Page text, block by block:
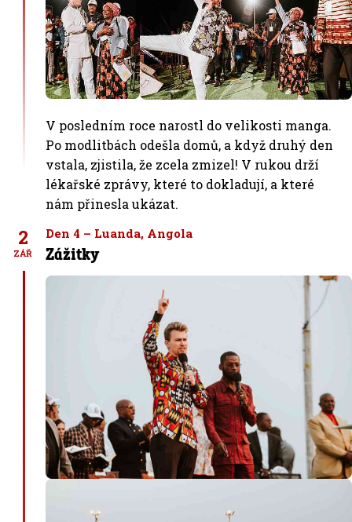
V posledním roce narostl do velikosti manga.
Po modlitbách odešla domů, a když druhý den
vstala, zjistila, že zcela zmizel! V rukou drží
lékařské zprávy, které to dokladují, a které
nám přinesla ukázat.
2
ZÁŘ
Den 4 – Luanda, Angola
Zážitky